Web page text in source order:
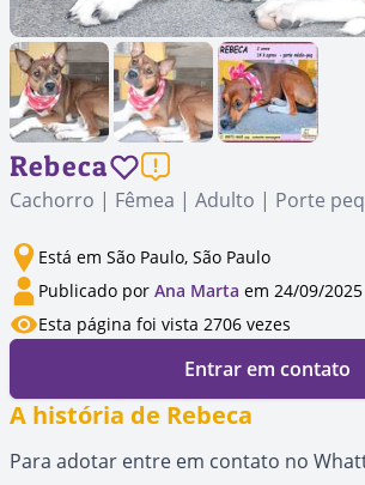
Rebeca
Cachorro | Fêmea | Adulto | Porte
Está em São Paulo, São Paulo
Publicado por Ana Marta em 24/09/2025
Esta página foi vista 2706 vezes
Entrar em contato
A história de Rebeca
Para adotar entre em contato no